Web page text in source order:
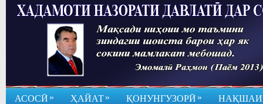
АСОСӢ » ҲАЙАТ» ҚОНУНГУЗОРӢ »